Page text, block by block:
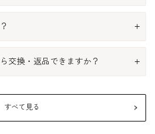
交換・返品できますか？
すべて見る